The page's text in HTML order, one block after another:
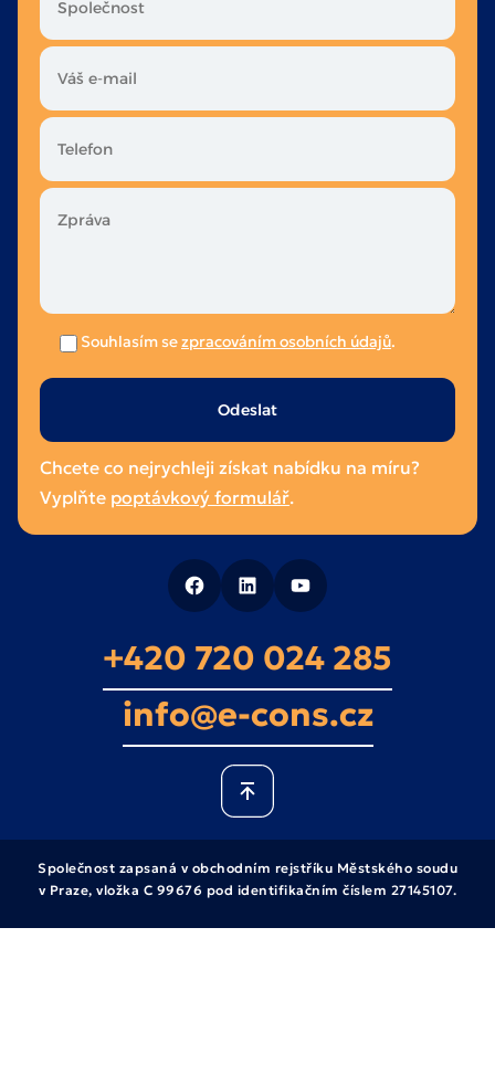
Souhlasím sezpracováním osobních údajů.
Ponechte
prázdné.
Chcete co nejrychleji získat nabídku na míru?
Vyplňte poptávkový formulář.
+420 720 024 285
info@e-cons.cz
Společnost zapsaná v obchodním rejstříku Městského soudu
v Praze, vložka C 99676 pod identifikačním číslem 27145107.